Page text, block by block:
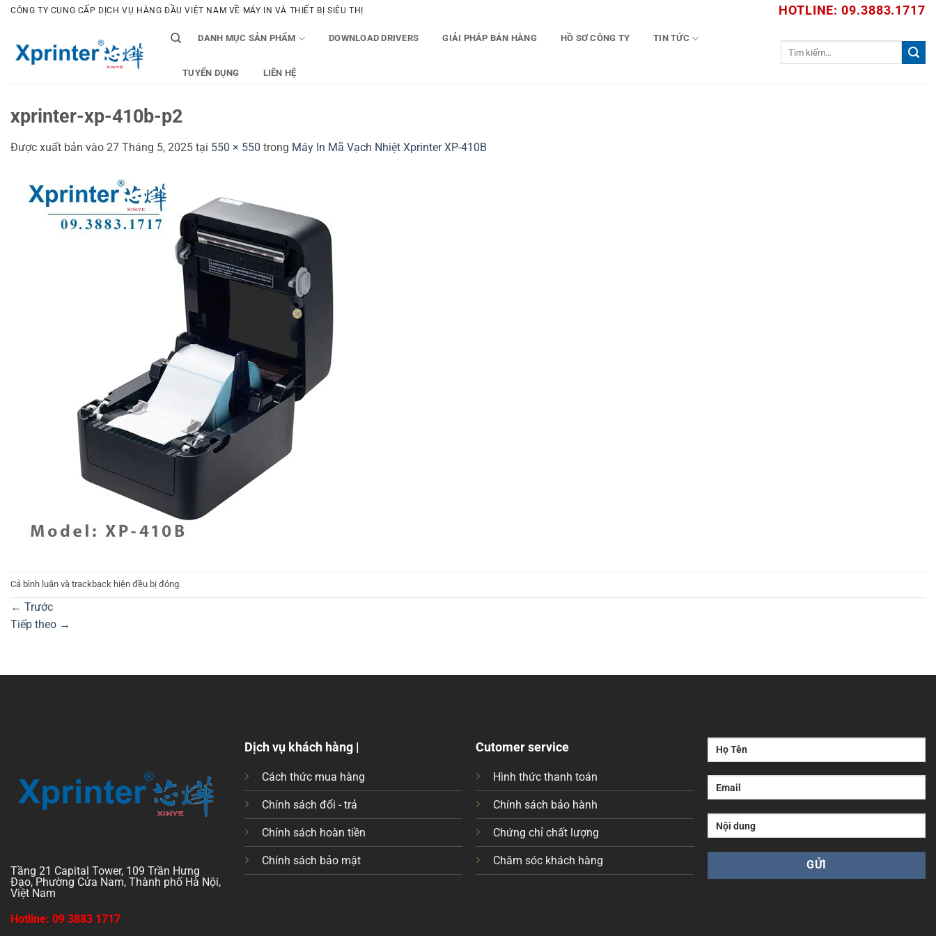
Bỏ
dung
CÔNG TY CUNG CẤP DỊCH VỤ HÀNG ĐẦU VIỆT NAM VỀ MÁY IN VÀ THIẾT BỊ SIÊU THỊ HOTLINE: 09.3883.1717
DANH MỤC SẢN PHẨM DOWNLOAD DRIVERS GIẢI PHÁP BÁN HÀNG HỒ SƠ CÔNG TY TIN TỨC
TUYỂN DỤNG LIÊN HỆ
xprinter-xp-410b-p2
Được xuất bản vào 27 Tháng 5, 2025 tại 550 × 550 trong Máy In Mã Vạch Nhiệt Xprinter XP-410B
Cả bình luận và trackback hiện đều bị đóng.
← Trước
Tiếp theo →
Tầng 21 Capital Tower, 109 Trần Hưng
Đạo, Phường Cửa Nam, Thành phố Hà Nội,
Việt Nam
Hotline: 09 3883 1717
Dịch vụ khách hàng |
Cách thức mua hàng
Chính sách đổi - trả
Chính sách hoàn tiền
Chính sách bảo mật
Cutomer service
Hình thức thanh toán
Chính sách bảo hành
Chứng chỉ chất lượng
Chăm sóc khách hàng